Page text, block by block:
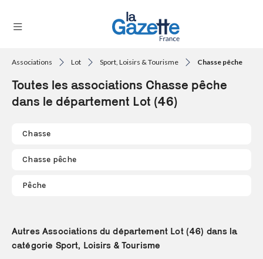
RÉGIONS
LA
Se
Associations Lot Sport, Loisirs & Tourisme Chasse pêche
Toutes les associations Chasse pêche
dans le département Lot (46)
Chasse
Chasse pêche
Pêche
Autres Associations du département Lot (46) dans la
catégorie Sport, Loisirs & Tourisme